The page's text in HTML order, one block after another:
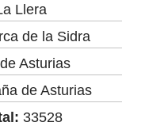
Llera
de la Sidra
Asturias
de Asturias
33528